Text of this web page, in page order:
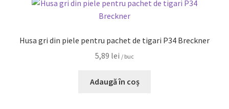
Husa gri din piele pentru pachet de tigari P34 Breckner
5,89 lei / buc
Adaugă în coș